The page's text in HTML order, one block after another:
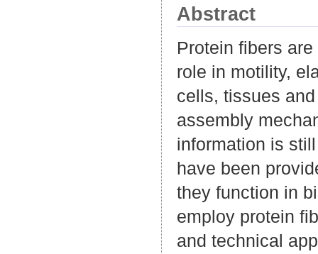
Abstract
Protein fibers
role in motility,
cells, tissues
assembly
information is
have been
they function in
employ protein
and technical